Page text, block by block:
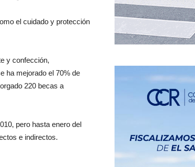
el cuidado y protección
y confección,
ha mejorado el 70% de
220 becas a
pero hasta enero del
e indirectos.